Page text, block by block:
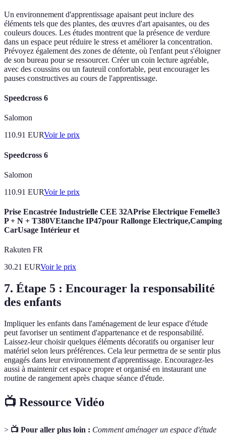
Un environnement d'apprentissage apaisant peut inclure des
éléments tels que des plantes, des œuvres d'art apaisantes, ou des
couleurs douces. Les études montrent que la présence de verdure
dans un espace peut réduire le stress et améliorer la concentration.
Prévoyez également des zones de détente, où l'enfant peut s'éloigner
de son bureau pour se ressourcer. Créer un coin lecture agréable,
avec des coussins ou un fauteuil confortable, peut encourager les
pauses constructives au cours de l'apprentissage.
Speedcross 6
Salomon
110.91 EURVoir le prix
Speedcross 6
Salomon
110.91 EURVoir le prix
Prise Encastrée Industrielle CEE 32APrise Electrique Femelle3
P + N + T380VEtanche IP47pour Rallonge Electrique,Camping
CarUsage Intérieur et
Rakuten FR
30.21 EURVoir le prix
7. Étape 5 : Encourager la responsabilité
des enfants
Impliquer les enfants dans l'aménagement de leur espace d'étude
peut favoriser un sentiment d'appartenance et de responsabilité.
Laissez-leur choisir quelques éléments décoratifs ou organiser leur
matériel selon leurs préférences. Cela leur permettra de se sentir plus
engagés dans leur environnement d'apprentissage. Encouragez-les
aussi à maintenir cet espace propre et organisé en instaurant une
routine de rangement après chaque séance d'étude.
📺 Ressource Vidéo
> 📺 Pour aller plus loin : Comment aménager un espace d'étude